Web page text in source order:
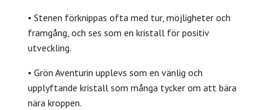
• Stenen förknippas ofta med tur, möjligheter och
framgång, och ses som en kristall för positiv
utveckling.
• Grön Aventurin upplevs som en vänlig och
upplyftande kristall som många tycker om att bära
nära kroppen.